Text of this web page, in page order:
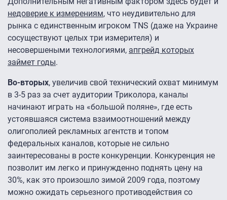
недоверие к измерениям, что неудивительно для
рынка с единственным игроком TNS (даже на Украине
сосуществуют целых три измерителя) и
несовершеными технологиями, апгрейд которых
займет годы.
Во-вторых, увеличив свой технический охват минимум
в 3-5 раз за счет аудитории Триколора, каналы
начинают играть на «большой поляне», где есть
устоявшаяся система взаимоотношений между
олигополией рекламных агентств и топом
федеральных каналов, которые не сильно
заинтересованы в росте конкуренции. Конкуренция не
позволит им легко и принужденно поднять цену на
30%, как это произошло зимой 2009 года, поэтому
можно ожидать серьезного противодействия со